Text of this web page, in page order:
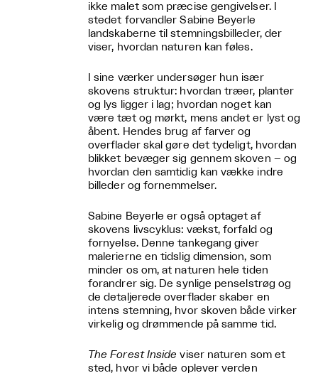
ikke malet som præcise gengivelser. I
stedet forvandler Sabine Beyerle
landskaberne til stemningsbilleder, der
viser, hvordan naturen kan føles.
I sine værker undersøger hun især
skovens struktur: hvordan træer, planter
og lys ligger i lag; hvordan noget kan
være tæt og mørkt, mens andet er lyst og
åbent. Hendes brug af farver og
overflader skal gøre det tydeligt, hvordan
blikket bevæger sig gennem skoven – og
hvordan den samtidig kan vække indre
billeder og fornemmelser.
Sabine Beyerle er også optaget af
skovens livscyklus: vækst, forfald og
fornyelse. Denne tankegang giver
malerierne en tidslig dimension, som
minder os om, at naturen hele tiden
forandrer sig. De synlige penselstrøg og
de detaljerede overflader skaber en
intens stemning, hvor skoven både virker
virkelig og drømmende på samme tid.
The Forest Inside viser naturen som et
sted, hvor vi både oplever verden